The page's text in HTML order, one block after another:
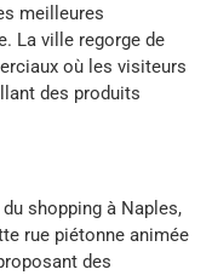
meilleures
La ville regorge de
où les visiteurs
des produits
shopping à Naples,
rue piétonne animée
des